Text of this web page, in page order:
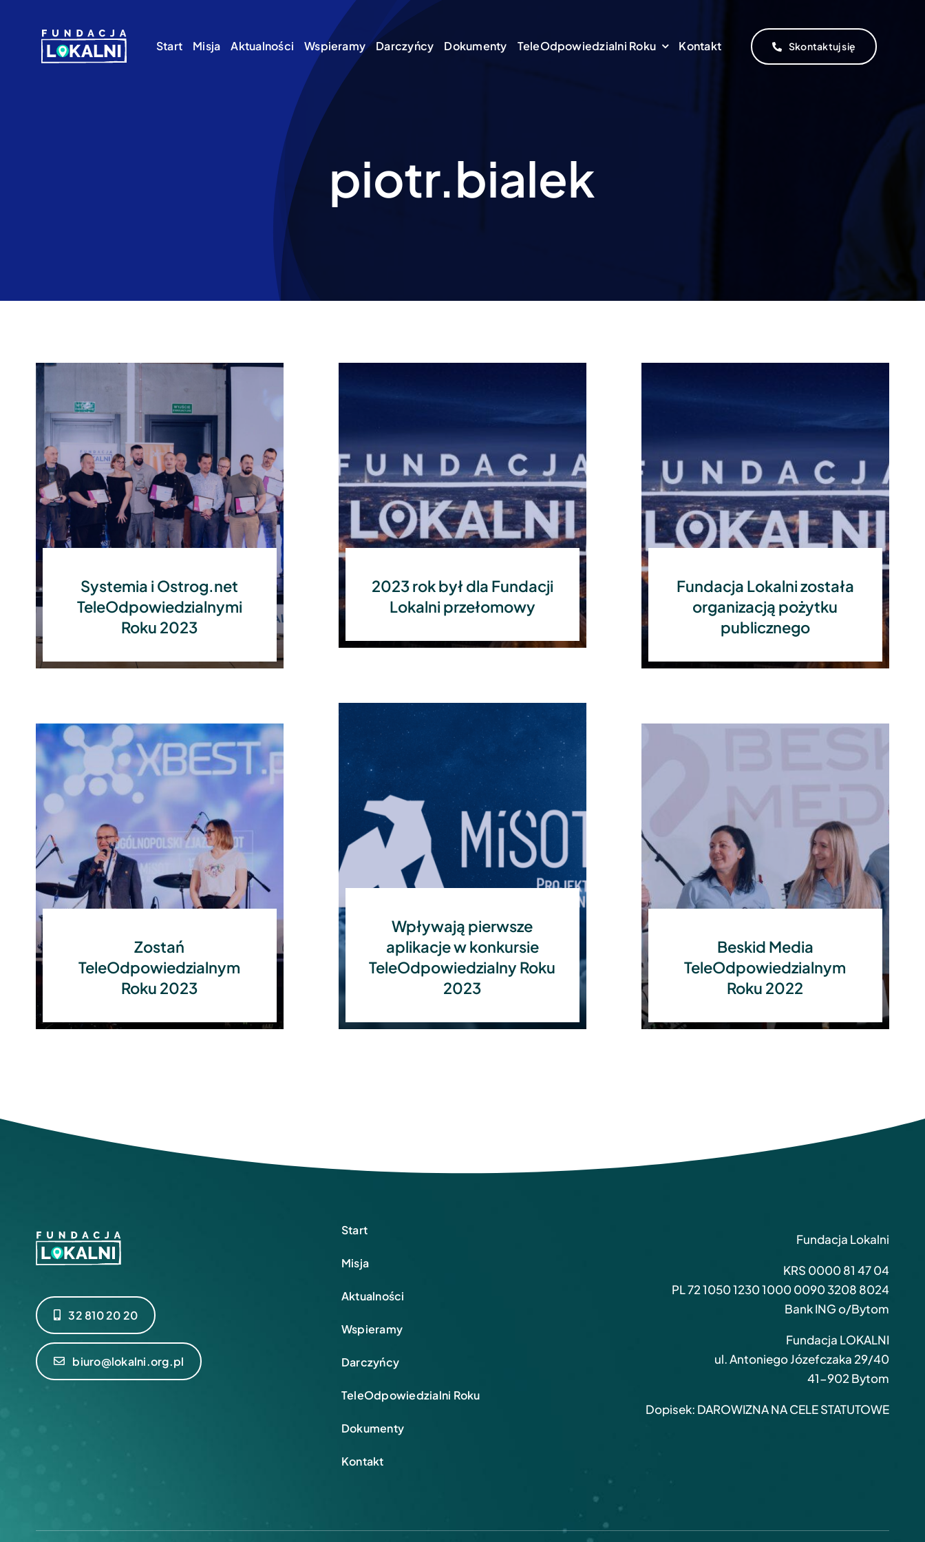
content
Start Misja Aktualności Wspieramy Darczyńcy Dokumenty TeleOdpowiedzialni Roku Kontakt Skontaktuj się
piotr.bialek
Systemia i Ostrog.net
TeleOdpowiedzialnymi
Roku 2023
2023 rok był dla Fundacji
Lokalni przełomowy
Fundacja Lokalni została
organizacją pożytku
publicznego
Wpływają pierwsze
aplikacje w konkursie
TeleOdpowiedzialny Roku
2023
Zostań
TeleOdpowiedzialnym
Roku 2023
Beskid Media
TeleOdpowiedzialnym
Roku 2022
32 810 20 20
biuro@lokalni.org.pl
Start
Misja
Aktualności
Wspieramy
Darczyńcy
TeleOdpowiedzialni Roku
Dokumenty
Kontakt
Fundacja Lokalni
KRS 0000 81 47 04
PL 72 1050 1230 1000 0090 3208 8024
Bank ING o/Bytom
Fundacja LOKALNI
ul. Antoniego Józefczaka 29/40
41-902 Bytom
Dopisek: DAROWIZNA NA CELE STATUTOWE